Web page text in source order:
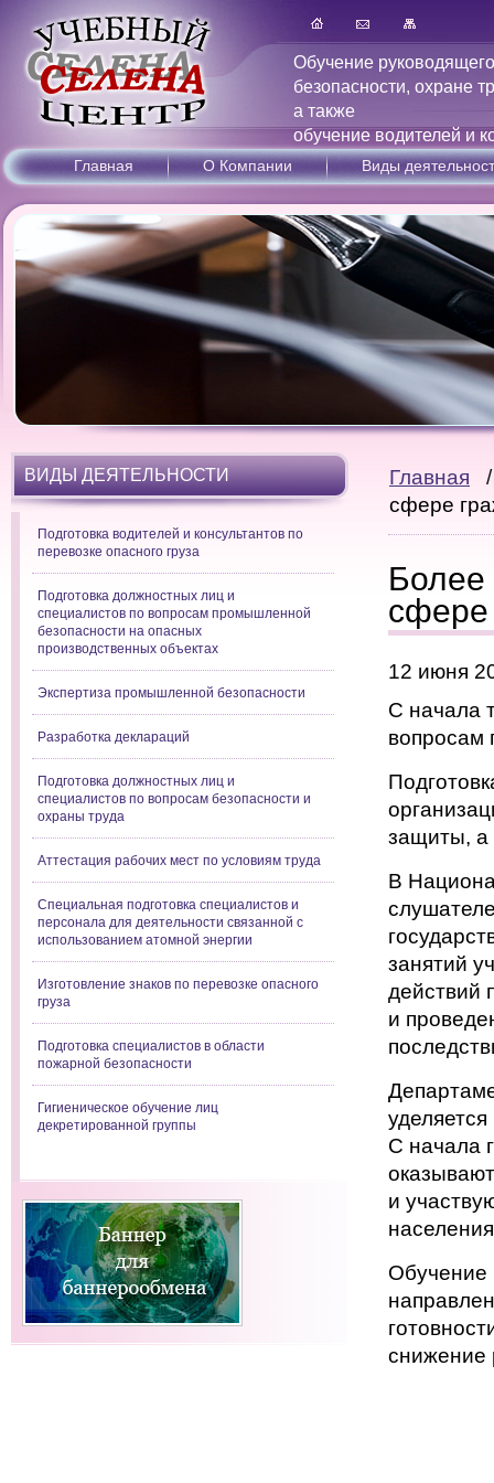
Обучение
безопасности, охране
а также
обучение водителей и
Главная О Компании Виды
ВИДЫ ДЕЯТЕЛЬНОСТИ
Подготовка водителей и консультантов по
перевозке опасного груза
Подготовка должностных лиц и
специалистов по вопросам промышленной
безопасности на опасных
производственных объектах
Экспертиза промышленной безопасности
Разработка деклараций
Подготовка должностных лиц и
специалистов по вопросам безопасности и
охраны труда
Аттестация рабочих мест по условиям труда
Специальная подготовка специалистов и
персонала для деятельности связанной с
использованием атомной энергии
Изготовление знаков по перевозке опасного
груза
Подготовка специалистов в области
пожарной безопасности
Гигиеническое обучение лиц
декретированной группы
Главная
/
сфере
Более
сфере
12 июня
С начала
вопросам
защиты, а
В
занятий
действий
и
С начала
и
Обучение
снижение